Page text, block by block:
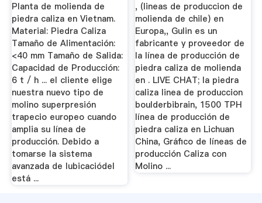
Planta de molienda de
piedra caliza en Vietnam.
Material: Piedra Caliza
Tamaño de Alimentación:
<40 mm Tamaño de Salida:
Capacidad de Producción:
6 t / h ... el cliente elige
nuestra nuevo tipo de
molino superpresión
trapecio europeo cuando
amplia su línea de
producción. Debido a
tomarse la sistema
avanzada de lubicaciódel
está ...
, (lineas de produccion de
molienda de chile) en
Europa,, Gulin es un
fabricante y proveedor de
la línea de producción de
piedra caliza de molienda
en . LIVE CHAT; la piedra
caliza linea de produccion
boulderbibrain, 1500 TPH
línea de producción de
piedra caliza en Lichuan
China, Gráfico de líneas de
producción Caliza con
Molino ...